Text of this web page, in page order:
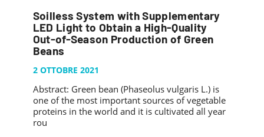
Soilless System with Supplementary
LED Light to Obtain a High-Quality
Out-of-Season Production of Green
Beans
2 OTTOBRE 2021
Abstract: Green bean (Phaseolus vulgaris L.) is
one of the most important sources of vegetable
proteins in the world and it is cultivated all year
rou